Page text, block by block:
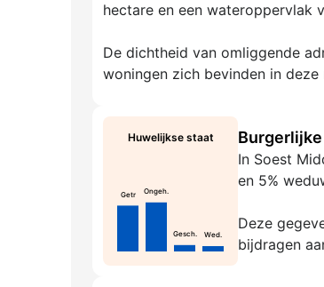
hectare en een wateroppervlak
De dichtheid van omliggende
woningen zich bevinden in
Huwelijkse staat
Getr Ongeh.
Gesch. Wed.
In Soest
en 5%
Deze
bijdragen